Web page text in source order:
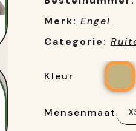
Merk: Engel
Categorie:
Kleur
Mensenmaat